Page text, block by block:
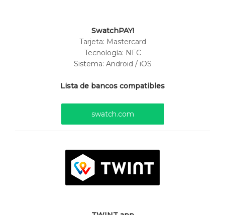
SwatchPAY!
Tarjeta: Mastercard
Tecnología: NFC
Sistema: Android / iOS
Lista de bancos compatibles
swatch.com